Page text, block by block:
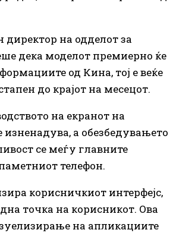
директор на одделот за
дека моделот премиерно ќе
од Кина, тој е веќе
до крајот на месецот.
на екранот на
а обезбедувањето
се меѓу главните
телефон.
корисничкиот интерфејс,
точка на корисникот. Ова
на апликациите